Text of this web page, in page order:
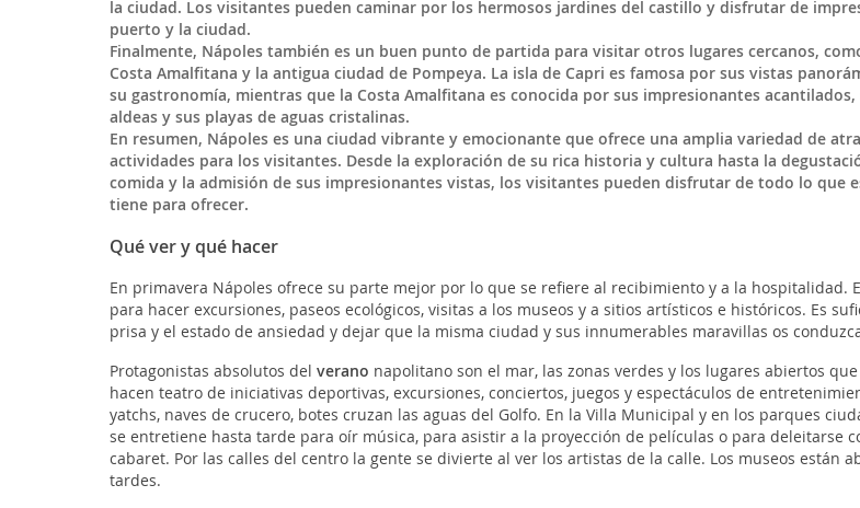
la ciudad. Los visitantes pueden caminar por los hermosos jardines del castillo y disfrutar de
puerto y la ciudad.
Finalmente, Nápoles también es un buen punto de partida para visitar otros lugares cercanos,
Costa Amalfitana y la antigua ciudad de Pompeya. La isla de Capri es famosa por sus vistas
su gastronomía, mientras que la Costa Amalfitana es conocida por sus impresionantes
aldeas y sus playas de aguas cristalinas.
En resumen, Nápoles es una ciudad vibrante y emocionante que ofrece una amplia variedad de
actividades para los visitantes. Desde la exploración de su rica historia y cultura hasta la
comida y la admisión de sus impresionantes vistas, los visitantes pueden disfrutar de todo lo que
tiene para ofrecer.
Qué ver y qué hacer
En primavera Nápoles ofrece su parte mejor por lo que se refiere al recibimiento y a la hospitalidad.
para hacer excursiones, paseos ecológicos, visitas a los museos y a sitios artísticos e históricos. Es
prisa y el estado de ansiedad y dejar que la misma ciudad y sus innumerables maravillas os
Protagonistas absolutos del verano napolitano son el mar, las zonas verdes y los lugares abiertos
hacen teatro de iniciativas deportivas, excursiones, conciertos, juegos y espectáculos de
yatchs, naves de crucero, botes cruzan las aguas del Golfo. En la Villa Municipal y en los parques
se entretiene hasta tarde para oír música, para asistir a la proyección de películas o para deleitarse
cabaret. Por las calles del centro la gente se divierte al ver los artistas de la calle. Los museos están
tardes.